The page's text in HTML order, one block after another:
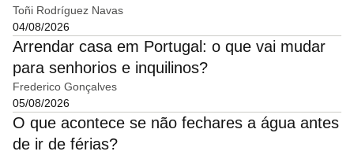
Toñi Rodríguez Navas
04/08/2026
Arrendar casa em Portugal: o que vai mudar
para senhorios e inquilinos?
Frederico Gonçalves
05/08/2026
O que acontece se não fechares a água antes
de ir de férias?